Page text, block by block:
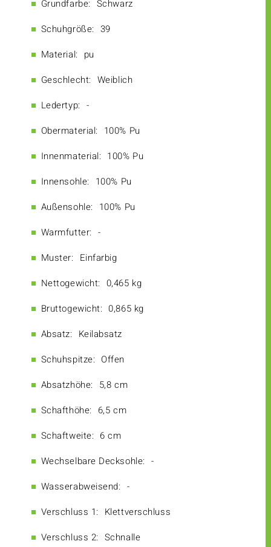
Grundfarbe: Schwarz
Schuhgröße: 39
Material: pu
Geschlecht: Weiblich
Ledertyp: -
Obermaterial: 100% Pu
Innenmaterial: 100% Pu
Innensohle: 100% Pu
Außensohle: 100% Pu
Warmfutter: -
Muster: Einfarbig
Nettogewicht: 0,465 kg
Bruttogewicht: 0,865 kg
Absatz: Keilabsatz
Schuhspitze: Offen
Absatzhöhe: 5,8 cm
Schafthöhe: 6,5 cm
Schaftweite: 6 cm
Wechselbare Decksohle: -
Wasserabweisend: -
Verschluss 1: Klettverschluss
Verschluss 2: Schnalle